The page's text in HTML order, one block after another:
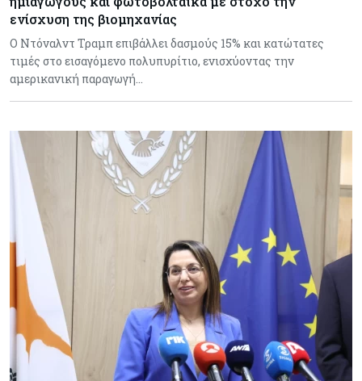
ενίσχυση της βιομηχανίας
Ο Ντόναλντ Τραμπ επιβάλλει δασμούς 15% και κατώτατες
τιμές στο εισαγόμενο πολυπυρίτιο, ενισχύοντας την
αμερικανική παραγωγή…